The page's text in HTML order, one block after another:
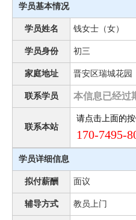
学员基本情况
学员姓名 钱女士（女）
学员身份 初三
家庭地址 晋安区瑞城花园
联系学员 本信息已经过
联系本站
请点击上面的
170-7495-
学员详细信息
拟付薪酬 面议
辅导方式 教员上门